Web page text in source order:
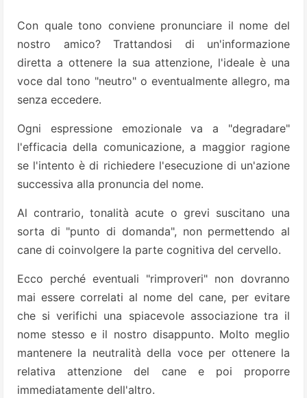
Con quale tono conviene pro­nunciare il nome del
nostro amico? Trattandosi di un'in­formazione
diretta a ottenere la sua attenzione, l'ideale è una
voce dal tono "neutro" o eventualmente al­legro, ma
senza eccedere.
Ogni espressione emozionale va a "de­gradare"
l'efficacia della comuni­cazione, a maggior ragione
se l'intento è di richiedere l'esecuzione di un'azione
successiva alla pronun­cia del nome.
Al contrario, tonalità acute o grevi suscitano una
sorta di "punto di domanda", non permet­tendo al
cane di coinvolgere la par­te cognitiva del cervello.
Ecco per­ché eventuali "rimproveri" non do­vranno
mai essere correlati al nome del cane, per evitare
che si verifi­chi una spiacevole associazione tra il
nome stesso e il nostro disappun­to. Molto meglio
mantenere la neu­tralità della voce per ottenere la
re­lativa attenzione del cane e poi pro­porre
immediatamente dell'altro.